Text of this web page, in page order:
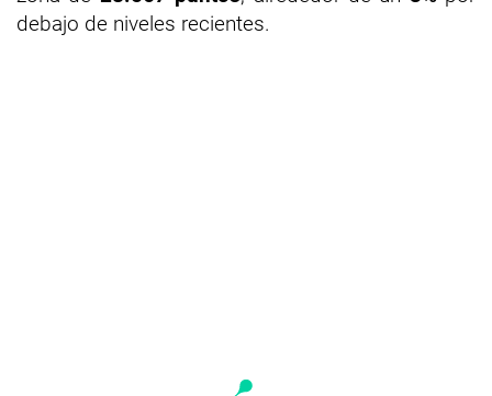
debajo de niveles recientes.